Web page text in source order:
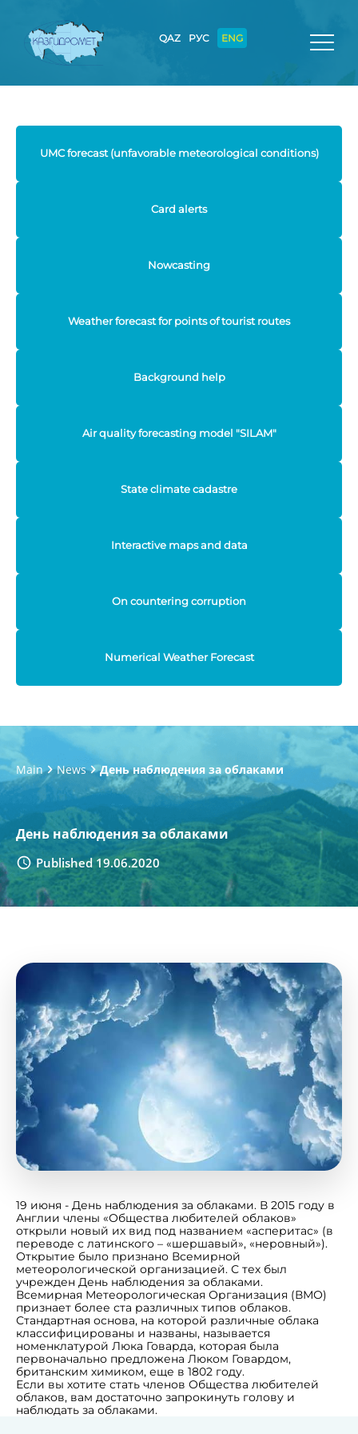
QAZ РУС ENG
UMC forecast (unfavorable meteorological conditions)
Card alerts
Nowcasting
Weather forecast for points of tourist routes
Background help
Air quality forecasting model "SILAM"
State climate cadastre
Interactive maps and data
On countering corruption
Numerical Weather Forecast
Main News День наблюдения за облаками
День наблюдения за облаками
Published 19.06.2020
19 июня - День наблюдения за облаками. В 2015 году в
Англии члены «Общества любителей облаков»
открыли новый их вид под названием «асперитас» (в
переводе с латинского – «шершавый», «неровный»).
Открытие было признано Всемирной
метеорологической организацией. С тех был
учрежден День наблюдения за облаками.
Всемирная Метеорологическая Организация (ВМО)
признает более ста различных типов облаков.
Стандартная основа, на которой различные облака
классифицированы и названы, называется
номенклатурой Люка Говарда, которая была
первоначально предложена Люком Говардом,
британским химиком, еще в 1802 году.
Если вы хотите стать членов Общества любителей
облаков, вам достаточно запрокинуть голову и
наблюдать за облаками.